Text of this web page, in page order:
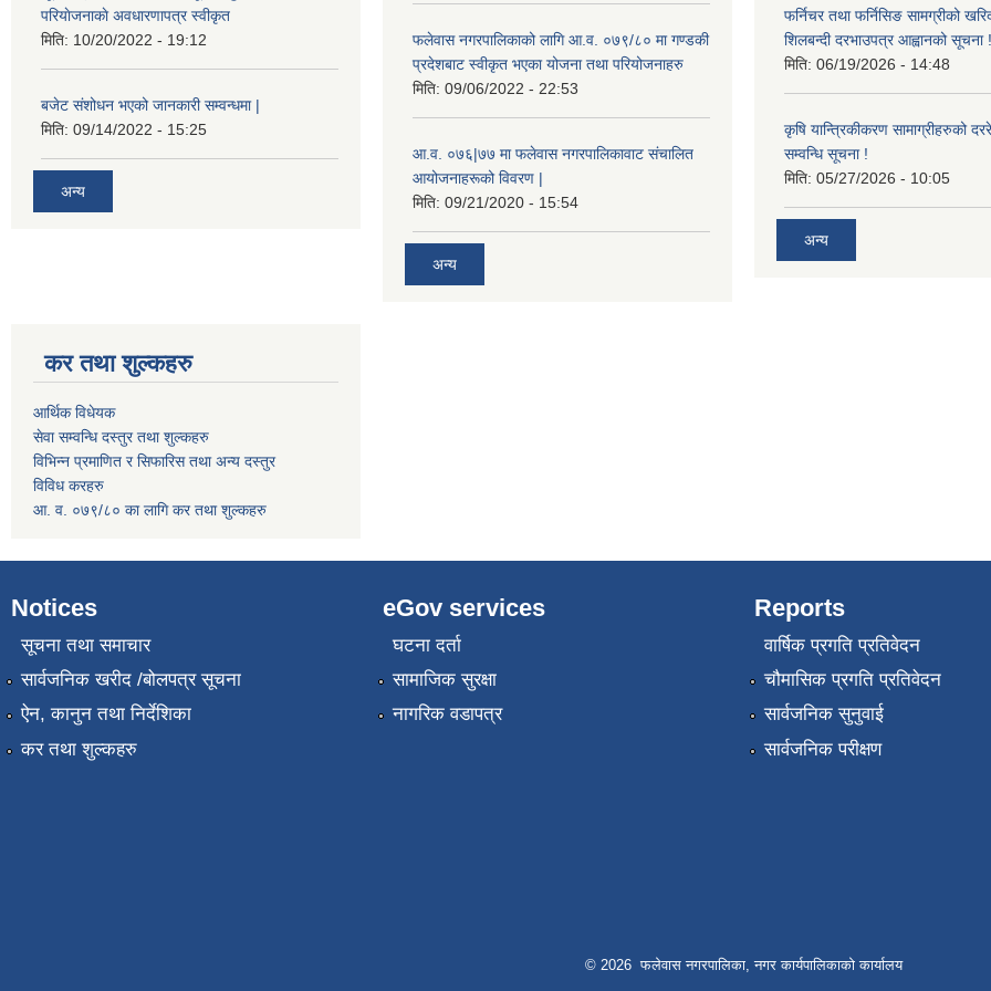
परियाेजनाकाे अवधारणापत्र स्वीकृत
मिति: 10/20/2022 - 19:12
बजेट संशोधन भएको जानकारी सम्वन्धमा |
मिति: 09/14/2022 - 15:25
अन्य
फलेवास नगरपालिकाको लागि आ.व. ०७९/८० मा गण्डकी
प्रदेशबाट स्वीकृत भएका योजना तथा परियोजनाहरु
मिति: 09/06/2022 - 22:53
आ.व. ०७६|७७ मा फलेवास नगरपालिकावाट संचालित
आयोजनाहरूको विवरण |
मिति: 09/21/2020 - 15:54
अन्य
फर्निचर तथा फर्निसिङ सामग्रीको
शिलबन्दी दरभाउपत्र आह्वानको सूचना !
मिति: 06/19/2026 - 14:48
कृषि यान्त्रिकीकरण सामाग्रीहरुको
सम्वन्धि सूचना !
मिति: 05/27/2026 - 10:05
अन्य
कर तथा शुल्कहरु
आर्थिक विधेयक
सेवा सम्वन्धि दस्तुर तथा शुल्कहरु
विभिन्न प्रमाणित र सिफारिस तथा अन्य दस्तुर
विविध करहरु
आ. व. ०७९/८० का लागि कर तथा शुल्कहरु
Notices
सूचना तथा समाचार
सार्वजनिक खरीद /बोलपत्र सूचना
ऐन, कानुन तथा निर्देशिका
कर तथा शुल्कहरु
eGov services
घटना दर्ता
सामाजिक सुरक्षा
नागरिक वडापत्र
Reports
वार्षिक प्रगति प्रतिवेदन
चौमासिक प्रगति प्रतिवेदन
सार्वजनिक सुनुवाई
सार्वजनिक परीक्षण
© 2026 फलेवास नगरपालिका, नगर कार्यपालिकाको कार्यालय